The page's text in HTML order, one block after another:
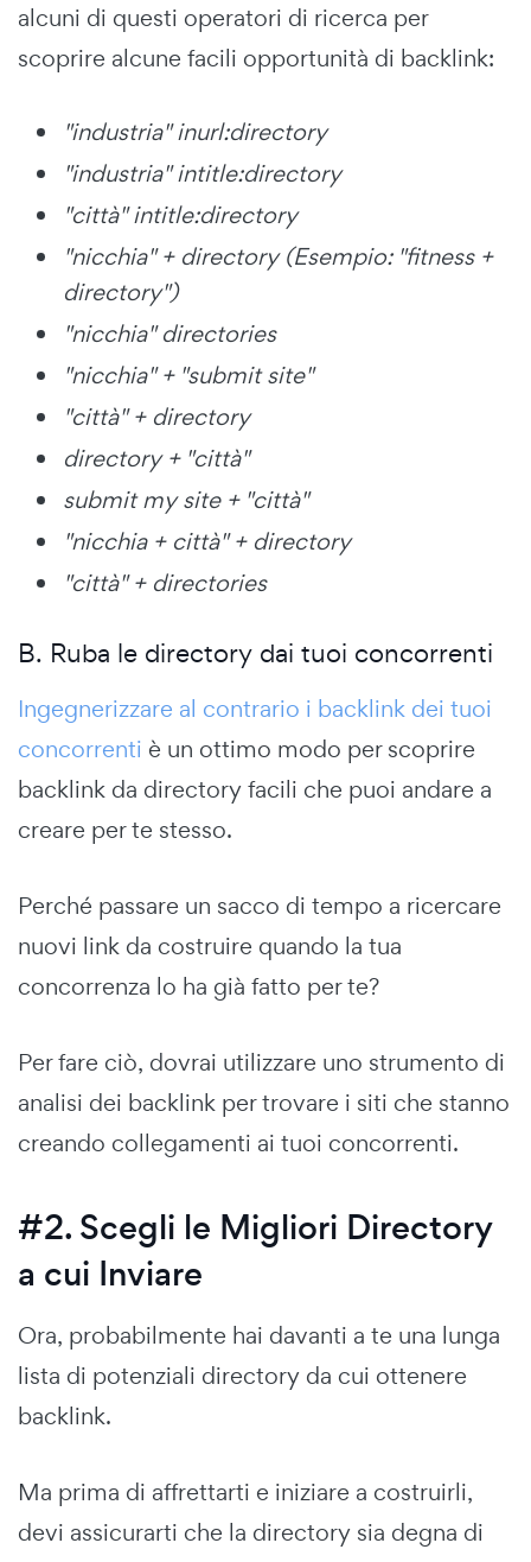
alcuni di questi operatori di ricerca per
scoprire alcune facili opportunità di backlink:
"industria" inurl:directory
"industria" intitle:directory
"città" intitle:directory
"nicchia" + directory (Esempio: "fitness +
directory")
"nicchia"directories
"nicchia" + "submit site"
"città" + directory
directory + "città"
submit my site + "città"
"nicchia + città" + directory
"città" + directories
B. Ruba le directory dai tuoi concorrenti
Ingegnerizzare al contrario i backlink dei tuoi
concorrenti è un ottimo modo per scoprire
backlink da directory facili che puoi andare a
creare per te stesso.
Perché passare un sacco di tempo a ricercare
nuovi link da costruire quando la tua
concorrenza lo ha già fatto per te?
Per fare ciò, dovrai utilizzare uno strumento di
analisi dei backlink per trovare i siti che stanno
creando collegamenti ai tuoi concorrenti.
#2. Scegli le Migliori Directory
a cui Inviare
Ora, probabilmente hai davanti a te una lunga
lista di potenziali directory da cui ottenere
backlink.
Ma prima di affrettarti e iniziare a costruirli,
devi assicurarti che la directory sia degna di